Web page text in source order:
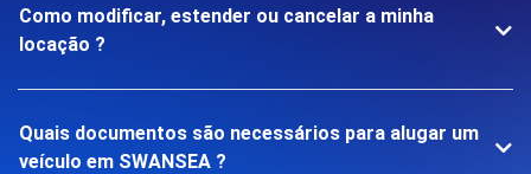
Como modificar, estender ou cancelar a minha
locação ?
Quais documentos são necessários para alugar um
veículo em SWANSEA ?